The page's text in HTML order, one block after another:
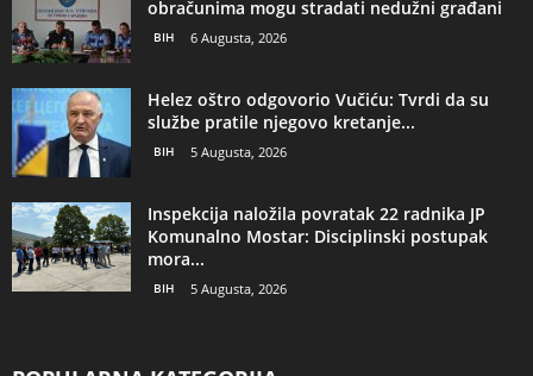
obračunima mogu stradati nedužni građani
BIH 6 Augusta, 2026
Helez oštro odgovorio Vučiću: Tvrdi da su
službe pratile njegovo kretanje...
BIH 5 Augusta, 2026
Inspekcija naložila povratak 22 radnika JP
Komunalno Mostar: Disciplinski postupak
mora...
BIH 5 Augusta, 2026